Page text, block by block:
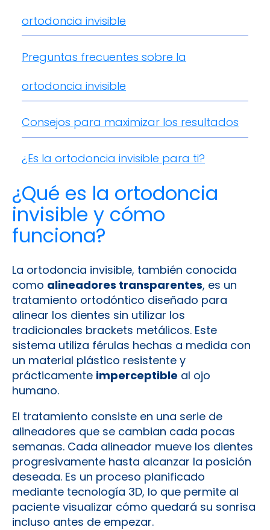
¿Qué es la ortodoncia
invisible y cómo
funciona?
La ortodoncia invisible, también conocida
como alineadores transparentes, es un
tratamiento ortodóntico diseñado para
alinear los dientes sin utilizar los
tradicionales brackets metálicos. Este
sistema utiliza férulas hechas a medida con
un material plástico resistente y
prácticamente imperceptible al ojo
humano.
El tratamiento consiste en una serie de
alineadores que se cambian cada pocas
semanas. Cada alineador mueve los dientes
progresivamente hasta alcanzar la posición
deseada. Es un proceso planificado
mediante tecnología 3D, lo que permite al
paciente visualizar cómo quedará su sonrisa
incluso antes de empezar.
ortodoncia invisible
Preguntas frecuentes sobre la
ortodoncia invisible
Consejos para maximizar los resultados
¿Es la ortodoncia invisible para ti?